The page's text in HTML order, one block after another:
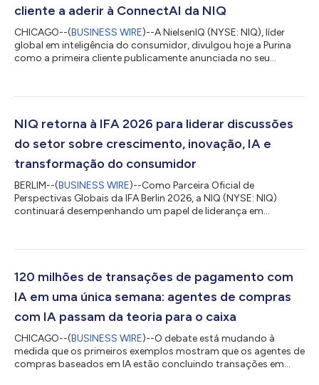
cliente a aderir à ConnectAI da NIQ
CHICAGO--(BUSINESS WIRE)--A NielsenIQ (NYSE: NIQ), líder
global em inteligência do consumidor, divulgou hoje a Purina
como a primeira cliente publicamente anunciada no seu
organizações globais nas áreas de cuidado pessoal, cuidado
anúncios de mais clientes e estudos de caso esperados à
medida que os engajamentos evoluem. Através da ConnectAI,...
NIQ retorna à IFA 2026 para liderar discussões
do setor sobre crescimento, inovação, IA e
transformação do consumidor
BERLIM--(BUSINESS WIRE)--Como Parceira Oficial de
Perspectivas Globais da IFA Berlin 2026, a NIQ (NYSE: NIQ)
continuará desempenhando um papel de liderança em
as forças que remodelam o crescimento, a inovação e o
executivos, mesas redondas, inteligência de mercado exclusiva
e interações estratégicas com clientes (incluindo a...
120 milhões de transações de pagamento com
IA em uma única semana: agentes de compras
com IA passam da teoria para o caixa
CHICAGO--(BUSINESS WIRE)--O debate está mudando à
medida que os primeiros exemplos mostram que os agentes de
compras baseados em IA estão concluindo transações em